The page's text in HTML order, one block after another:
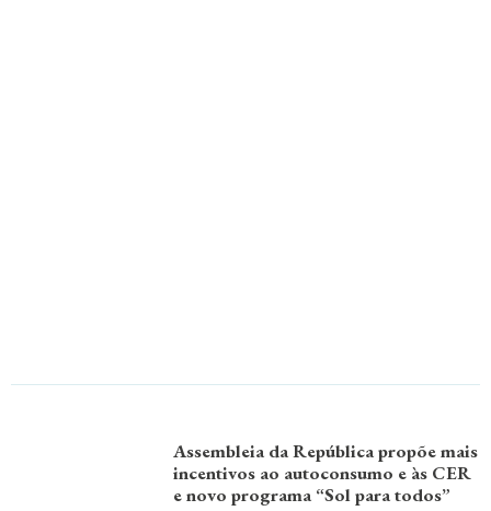
Assembleia da República propõe mais
incentivos ao autoconsumo e às CER
e novo programa “Sol para todos”